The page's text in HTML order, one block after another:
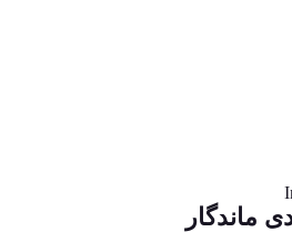
ماندگار